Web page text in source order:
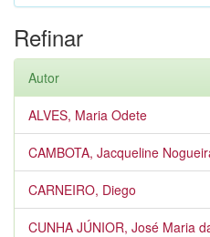
Refinar
Autor
ALVES, Maria Odete
CAMBOTA, Jacqueline
CARNEIRO, Diego
CUNHA JÚNIOR, José Maria